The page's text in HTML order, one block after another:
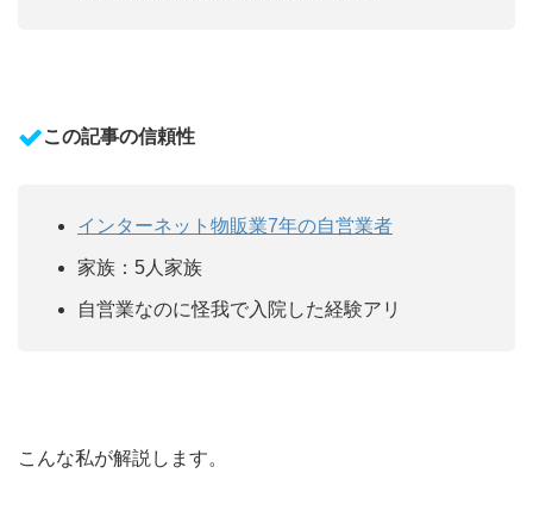
この記事の信頼性
インターネット物販業7年の自営業者
家族：5人家族
自営業なのに怪我で入院した経験アリ
こんな私が解説します。